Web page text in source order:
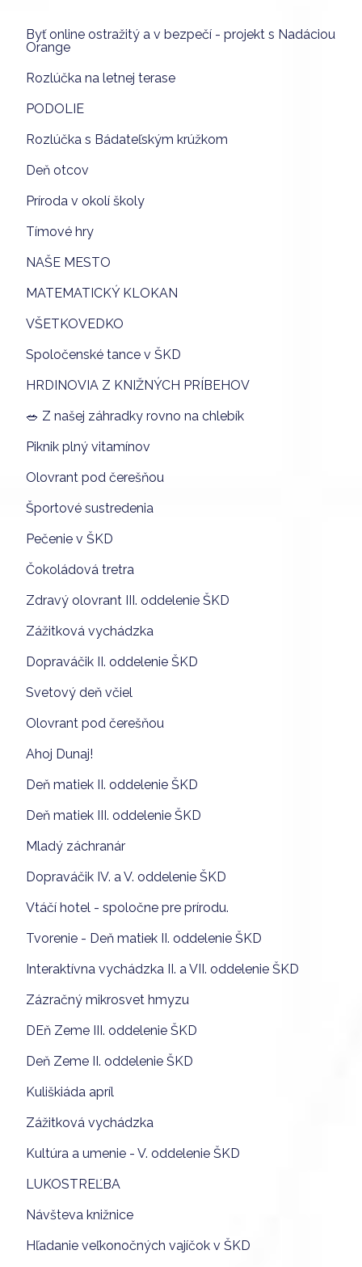
Byť online ostražitý a v bezpečí - projekt s Nadáciou
Orange
Rozlúčka na letnej terase
PODOLIE
Rozlúčka s Bádateľským krúžkom
Deň otcov
Príroda v okolí školy
Tímové hry
NAŠE MESTO
MATEMATICKÝ KLOKAN
VŠETKOVEDKO
Spoločenské tance v ŠKD
HRDINOVIA Z KNIŽNÝCH PRÍBEHOV
🥗 Z našej záhradky rovno na chlebík
Piknik plný vitamínov
Olovrant pod čerešňou
Športové sustredenia
Pečenie v ŠKD
Čokoládová tretra
Zdravý olovrant III. oddelenie ŠKD
Zážitková vychádzka
Dopraváčik II. oddelenie ŠKD
Svetový deň včiel
Olovrant pod čerešňou
Ahoj Dunaj!
Deň matiek II. oddelenie ŠKD
Deň matiek III. oddelenie ŠKD
Mladý záchranár
Dopraváčik IV. a V. oddelenie ŠKD
Vtáčí hotel - spoločne pre prírodu.
Tvorenie - Deň matiek II. oddelenie ŠKD
Interaktívna vychádzka II. a VII. oddelenie ŠKD
Zázračný mikrosvet hmyzu
DEň Zeme III. oddelenie ŠKD
Deň Zeme II. oddelenie ŠKD
Kuliškiáda apríl
Zážitková vychádzka
Kultúra a umenie - V. oddelenie ŠKD
LUKOSTREĽBA
Návšteva knižnice
Hľadanie veľkonočných vajíčok v ŠKD